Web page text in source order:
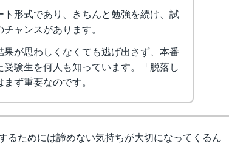
形式であり、きちんと勉強を続け、試
ャンスがあります。
が思わしくなくても逃げ出さず、本番
験生を何人も知っています。「脱落し
ず重要なのです。
るためには諦めない気持ちが大切になってくるん